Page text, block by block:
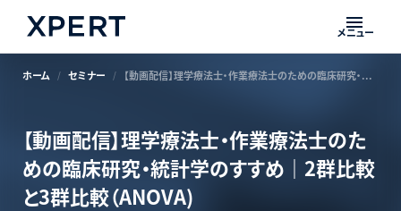
メニュー
ホーム セミナー 【動画配信】理学療法士・作業療法士のための臨床研究・統計学のすすめ｜2群比較と3群比較（ANOVA)
【動画配信】理学療法士・作業療法士のた
めの臨床研究・統計学のすすめ｜2群比較
と3群比較（ANOVA)